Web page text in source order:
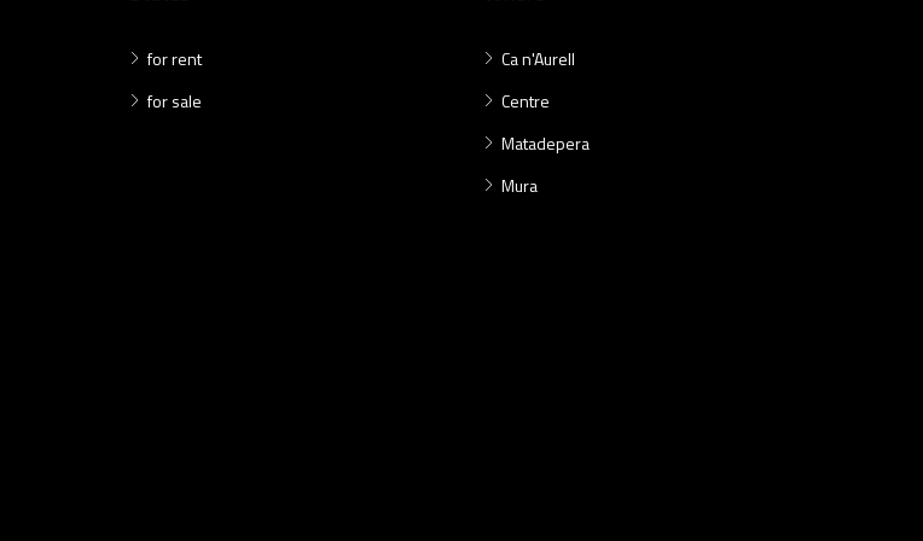
for rent
for sale
Ca n'Aurell
Centre
Matadepera
Mura